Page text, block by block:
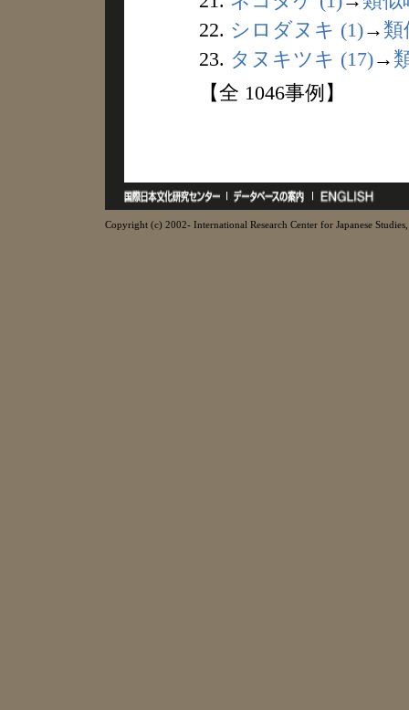
22. シロダヌキ (1)→ 類
23. タヌキツキ (17)→
【全 1046事例】
Copyright (c) 2002- International Research Center for Japanese